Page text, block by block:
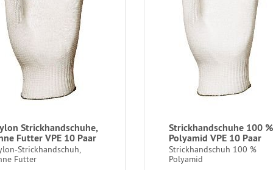
Strickhandschuhe,
Futter VPE 10 Paar
Strickhandschuh,
Futter
Strickhandschuhe 100 %
Polyamid VPE 10 Paar
Strickhandschuh 100 %
Polyamid